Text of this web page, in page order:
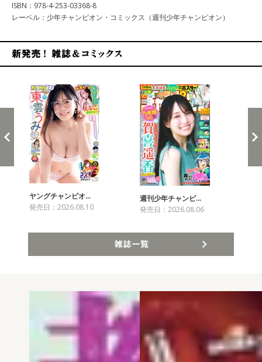
ISBN：978-4-253-03368-8
レーベル：少年チャンピオン・コミックス（週刊少年チャンピオン）
ヤングチャンピオ…
発売日：2026.08.10
週刊少年チャンピ…
発売日：2026.08.06